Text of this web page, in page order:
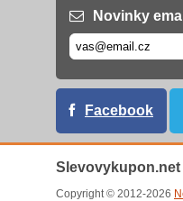
Novinky
Facebook
Slevovykupon.net
Copyright © 2012-2026